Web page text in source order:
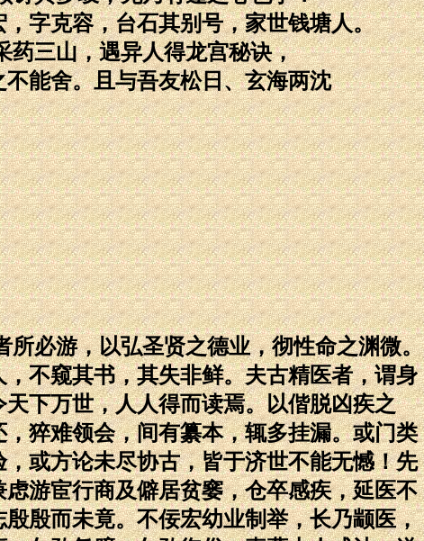
字克容，台石其别号，家世钱塘人。
药三山，遇异人得龙宫秘诀，
能舍。且与吾友松日、玄海两沈
必游，以弘圣贤之德业，彻性命之渊微。
不窥其书，其失非鲜。夫古精医者，谓身
下万世，人人得而读焉。以偕脱凶疾之
猝难领会，间有纂本，辄多挂漏。或门类
或方论未尽协古，皆于济世不能无憾！先
游宦行商及僻居贫窭，仓卒感疾，延医不
殷而未竟。不佞宏幼业制举，长乃颛医，